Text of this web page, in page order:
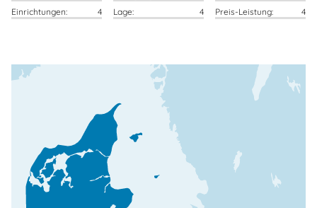
Einrichtungen:
4 Lage: 4 Preis-Leistung: 4